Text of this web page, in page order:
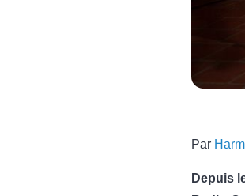
Par
Depuis